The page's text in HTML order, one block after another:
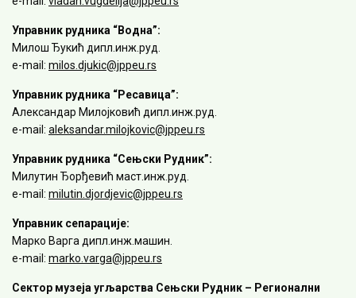
Управник рудника “Водна”:
Милош Ђукић дипл.инж.руд.
e-mail: milos.djukic@jppeu.rs
Управник рудника “Ресавица”:
Александар Милојковић дипл.инж.руд.
e-mail: aleksandar.milojkovic@jppeu.rs
Управник рудника “Сењски Рудник”:
Милутин Ђорђевић маст.инж.руд.
e-mail: milutin.djordjevic@jppeu.rs
Управник сепарације:
Марко Варга дипл.инж.машин.
e-mail: marko.varga@jppeu.rs
Сектор музеја угљарства Сењски Рудник – Регионални